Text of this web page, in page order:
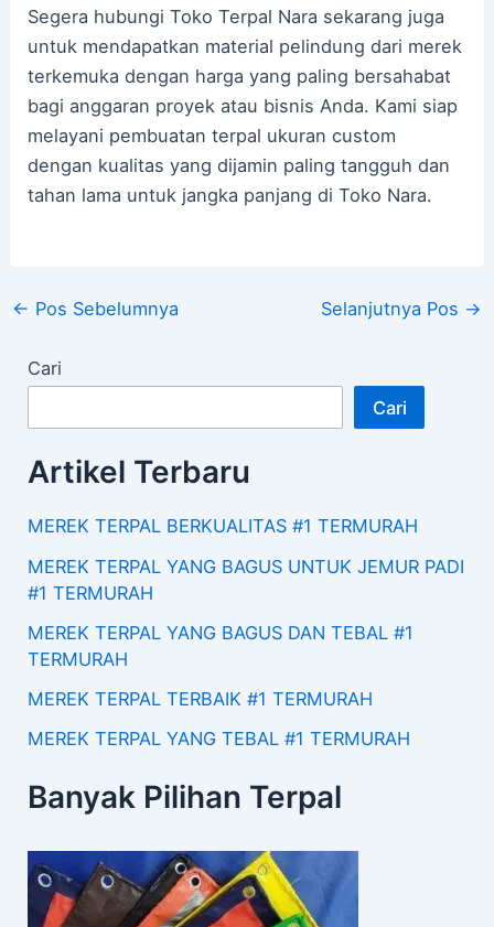
Segera hubungi Toko Terpal Nara sekarang juga
untuk mendapatkan material pelindung dari merek
terkemuka dengan harga yang paling bersahabat
bagi anggaran proyek atau bisnis Anda. Kami siap
melayani pembuatan terpal ukuran custom
dengan kualitas yang dijamin paling tangguh dan
tahan lama untuk jangka panjang di Toko Nara.
← Pos Sebelumnya Selanjutnya Pos →
Cari
Cari
Artikel Terbaru
MEREK TERPAL BERKUALITAS #1 TERMURAH
MEREK TERPAL YANG BAGUS UNTUK JEMUR PADI
#1 TERMURAH
MEREK TERPAL YANG BAGUS DAN TEBAL #1
TERMURAH
MEREK TERPAL TERBAIK #1 TERMURAH
MEREK TERPAL YANG TEBAL #1 TERMURAH
Banyak Pilihan Terpal